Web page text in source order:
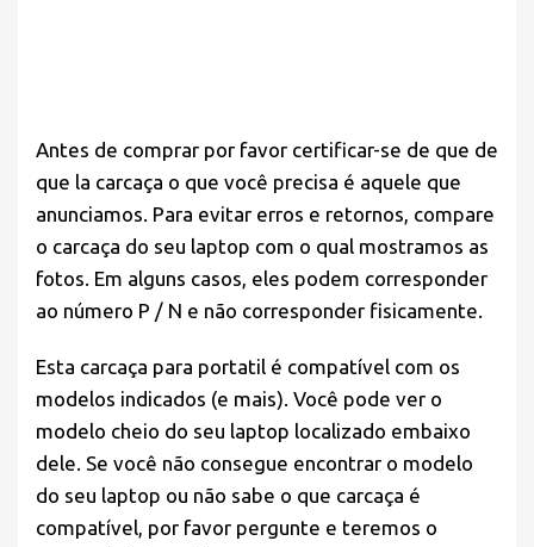
Antes de comprar por favor certificar-se de que de
que la carcaça o que você precisa é aquele que
anunciamos. Para evitar erros e retornos, compare
o carcaça do seu laptop com o qual mostramos as
fotos. Em alguns casos, eles podem corresponder
ao número P / N e não corresponder fisicamente.
Esta carcaça para portatil é compatível com os
modelos indicados (e mais). Você pode ver o
modelo cheio do seu laptop localizado embaixo
dele. Se você não consegue encontrar o modelo
do seu laptop ou não sabe o que carcaça é
compatível, por favor pergunte e teremos o